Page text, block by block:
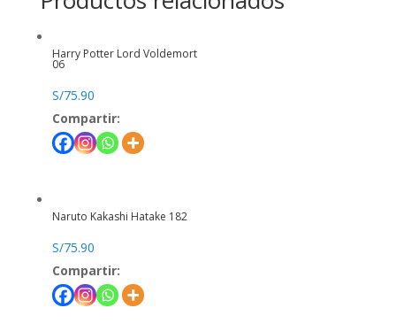
Harry Potter Lord Voldemort
06
S/75.90
Compartir:
Naruto Kakashi Hatake 182
S/75.90
Compartir: